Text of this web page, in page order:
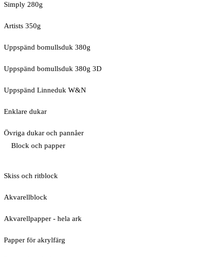
Simply 280g
Artists 350g
Uppspänd bomullsduk 380g
Uppspänd bomullsduk 380g 3D
Uppspänd Linneduk W&N
Enklare dukar
Övriga dukar och pannåer
Block och papper
Skiss och ritblock
Akvarellblock
Akvarellpapper - hela ark
Papper för akrylfärg